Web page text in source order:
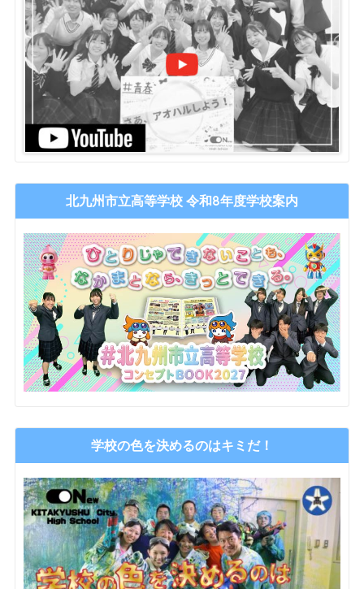
北九州市立高等学校 令和8年度学校案内
学校の色を決めるのはキミだ！